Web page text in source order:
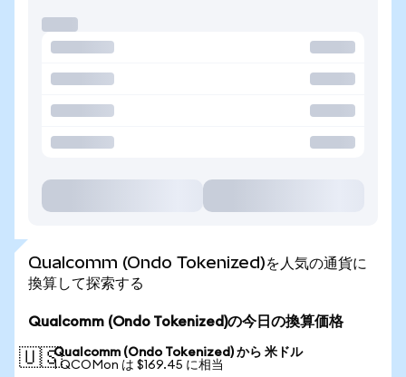
Qualcomm (Ondo Tokenized)を人気の通貨に
換算して探索する
Qualcomm (Ondo Tokenized)の今日の換算価格
🇺🇸Qualcomm (Ondo Tokenized) から 米ドル
1 QCOMon は $169.45 に相当